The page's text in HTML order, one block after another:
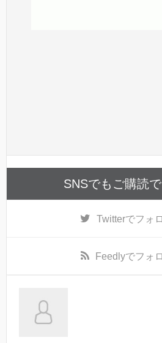
SNSでもご購読で
Twitterでフォ
Feedlyでフォ